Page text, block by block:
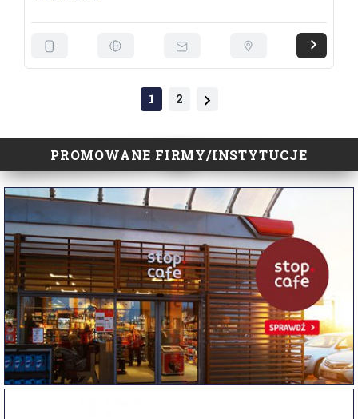
1 2
PROMOWANE FIRMY/INSTYTUCJE